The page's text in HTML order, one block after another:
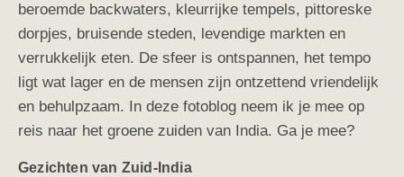
beroemde backwaters, kleurrijke tempels, pittoreske
dorpjes, bruisende steden, levendige markten en
verrukkelijk eten. De sfeer is ontspannen, het tempo
ligt wat lager en de mensen zijn ontzettend vriendelijk
en behulpzaam. In deze fotoblog neem ik je mee op
reis naar het groene zuiden van India. Ga je mee?
Gezichten van Zuid-India